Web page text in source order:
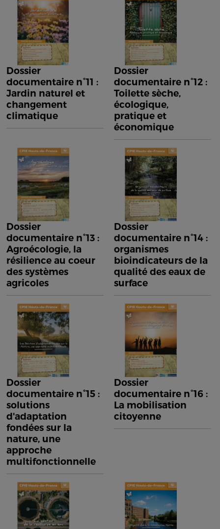
Dossier
documentaire n°11 :
Jardin naturel et
changement
climatique
Dossier
documentaire n°12 :
Toilette sèche,
écologique,
pratique et
économique
Dossier
documentaire n°13 :
Agroécologie, la
résilience au coeur
des systèmes
agricoles
Dossier
documentaire n°14 :
organismes
bioindicateurs de la
qualité des eaux de
surface
Dossier
documentaire n°15 :
solutions
d'adaptation
fondées sur la
nature, une
approche
multifonctionnelle
Dossier
documentaire n°16 :
La mobilisation
citoyenne